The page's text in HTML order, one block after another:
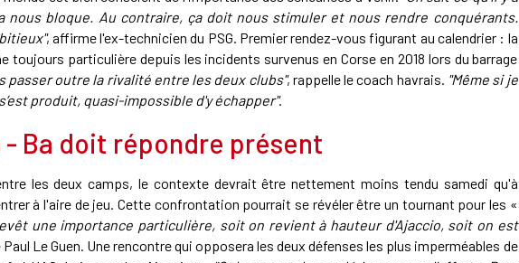
nous bloque. Au contraire, ça doit nous stimuler et nous rendre conquérants.
, affirme l'ex-technicien du PSG. Premier rendez-vous figurant au calendrier : la
toujours particulière depuis les incidents survenus en Corse en 2018 lors du barrage
passer outre la rivalité entre les deux clubs", rappelle le coach havrais. "Même si je
produit, quasi-impossible d'y échapper".
- Ba doit répondre présent
les deux camps, le contexte devrait être nettement moins tendu samedi qu'à
à l'aire de jeu. Cette confrontation pourrait se révéler être un tournant pour les «
une importance particulière, soit on revient à hauteur d'Ajaccio, soit on est
Paul Le Guen. Une rencontre qui opposera les deux défenses les plus imperméables de